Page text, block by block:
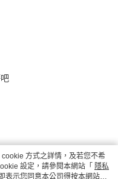
方式之詳情，及若您不希
設定，請參閱本網站「 隱私
表示您同意本公司得按本網站使